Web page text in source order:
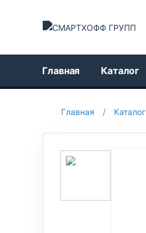
Главная Каталог
Главная / Каталог